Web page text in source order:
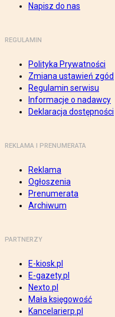
Napisz do nas
REGULAMIN
Polityka Prywatności
Zmiana ustawień zgód
Regulamin serwisu
Informacje o nadawcy
Deklaracja dostępności
REKLAMA I PRENUMERATA
Reklama
Ogłoszenia
Prenumerata
Archiwum
PARTNERZY
E-kiosk.pl
E-gazety.pl
Nexto.pl
Mała księgowość
Kancelarierp.pl